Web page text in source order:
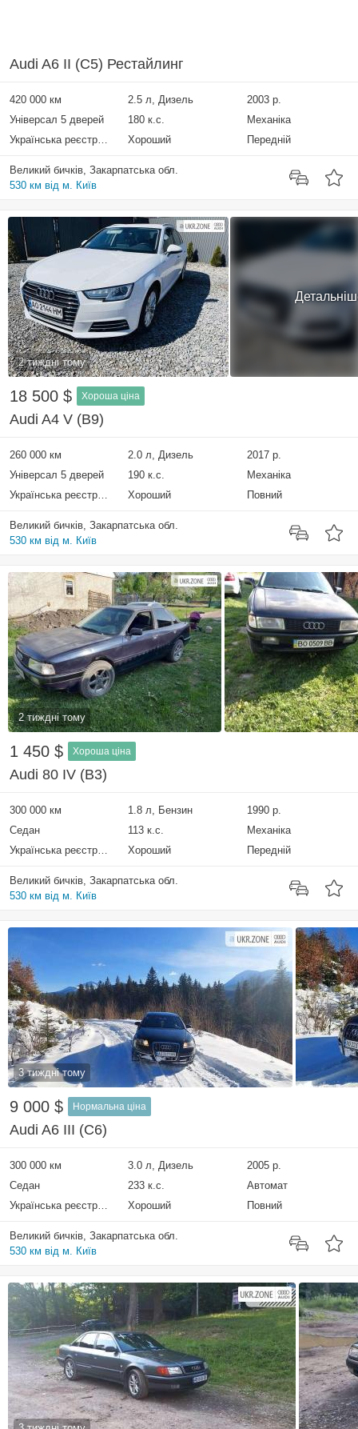
Audi A6 II (C5) Рестайлинг
420 000 км 2.5 л, Дизель
2003 р.
Універсал 5 дверей
180 к.с.
Механіка
Українська реєстрація
Хороший Передній
Великий бичків, Закарпатська обл.
530 км від м. Київ
2 тиждні тому
18 500 $ Хороша ціна
Audi A4 V (B9)
260 000 км 2.0 л, Дизель
2017 р.
Універсал 5 дверей
190 к.с.
Механіка
Українська реєстрація
Хороший Повний
Великий бичків, Закарпатська обл.
530 км від м. Київ
2 тиждні тому
1 450 $ Хороша ціна
Audi 80 IV (B3)
300 000 км 1.8 л, Бензин
1990 р.
Седан
113 к.с.
Механіка
Українська реєстрація
Хороший Передній
Великий бичків, Закарпатська обл.
530 км від м. Київ
3 тиждні тому
9 000 $ Нормальна ціна
Audi A6 III (C6)
300 000 км 3.0 л, Дизель
2005 р.
Седан
233 к.с.
Автомат
Українська реєстрація
Хороший Повний
Великий бичків, Закарпатська обл.
530 км від м. Київ